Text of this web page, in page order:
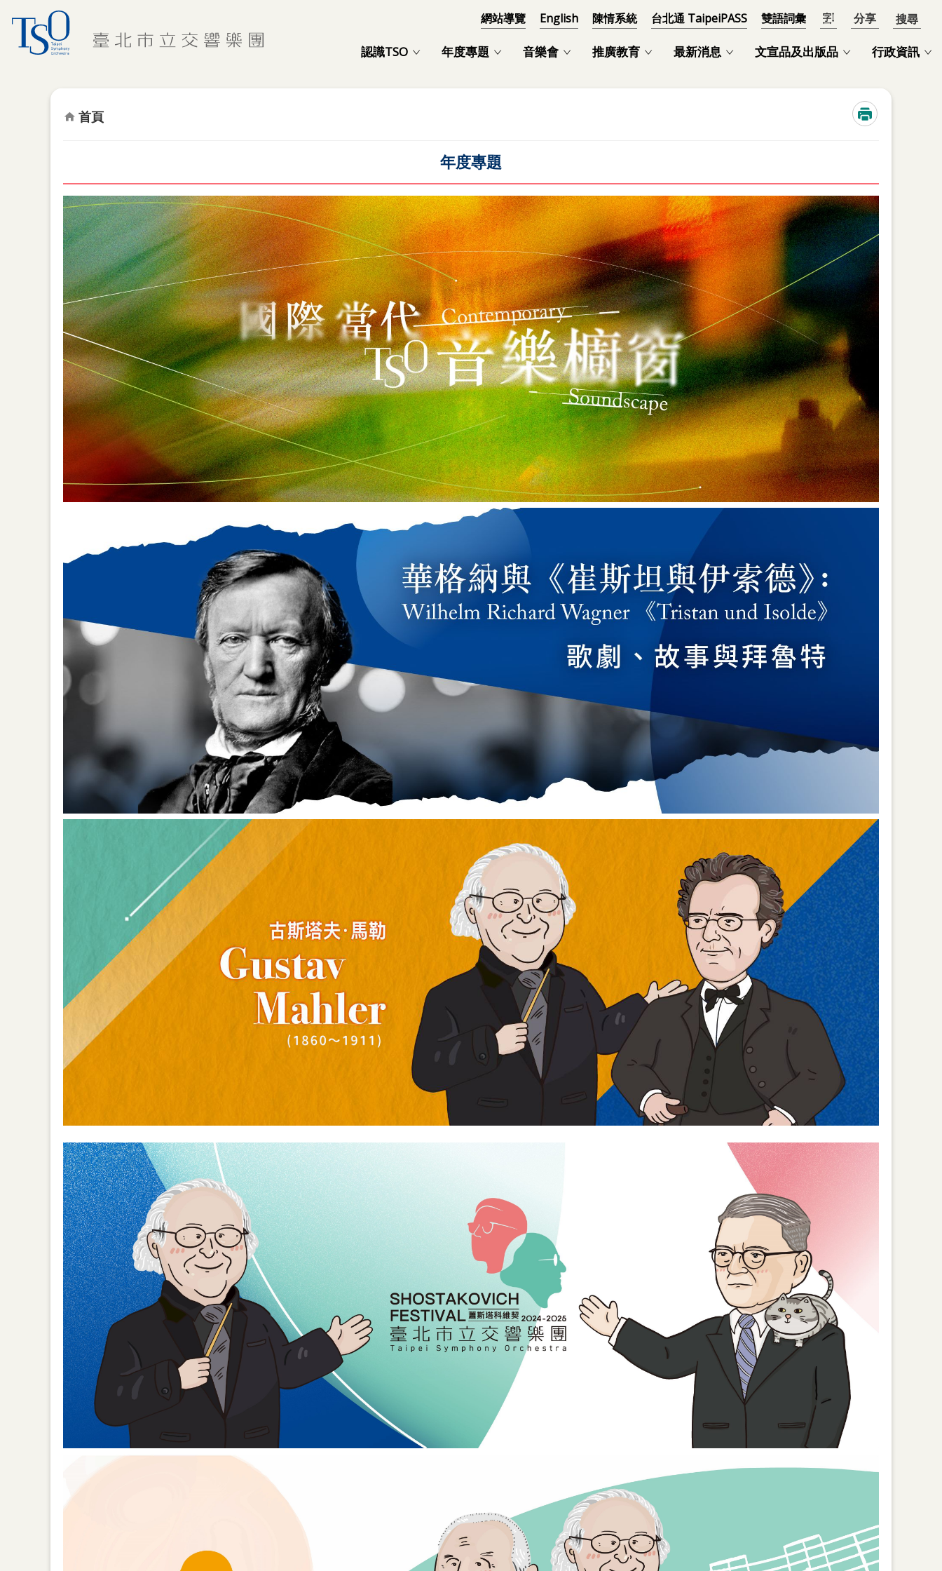
跳到主要內容區塊 網站導覽 English 陳情系統 台北通 TaipeiPASS
雙語詞彙
認識TSO 年度專題 音樂會 推廣教育 最新消息 文宣品及出版品 行政資訊
首頁
年度專題